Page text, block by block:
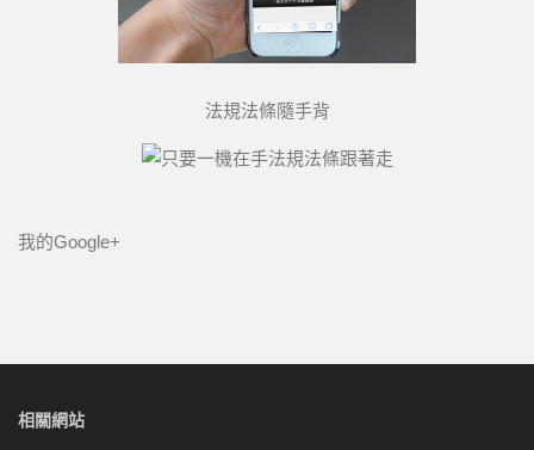
法規法條隨手背
我的Google+
相關網站